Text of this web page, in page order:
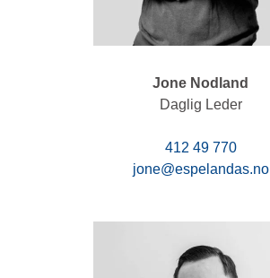
Jone Nodland
Daglig Leder
412 49 770
jone@espelandas.no